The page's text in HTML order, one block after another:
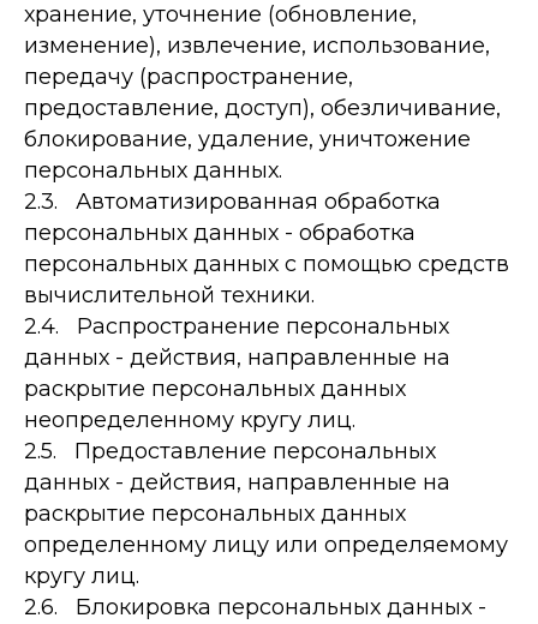
хранение, уточнение (обновление,
изменение), извлечение, использование,
передачу (распространение,
предоставление, доступ), обезличивание,
блокирование, удаление, уничтожение
персональных данных.
2.3. Автоматизированная обработка
персональных данных - обработка
персональных данных с помощью средств
вычислительной техники.
2.4. Распространение персональных
данных - действия, направленные на
раскрытие персональных данных
неопределенному кругу лиц.
2.5. Предоставление персональных
данных - действия, направленные на
раскрытие персональных данных
определенному лицу или определяемому
кругу лиц.
2.6. Блокировка персональных данных -